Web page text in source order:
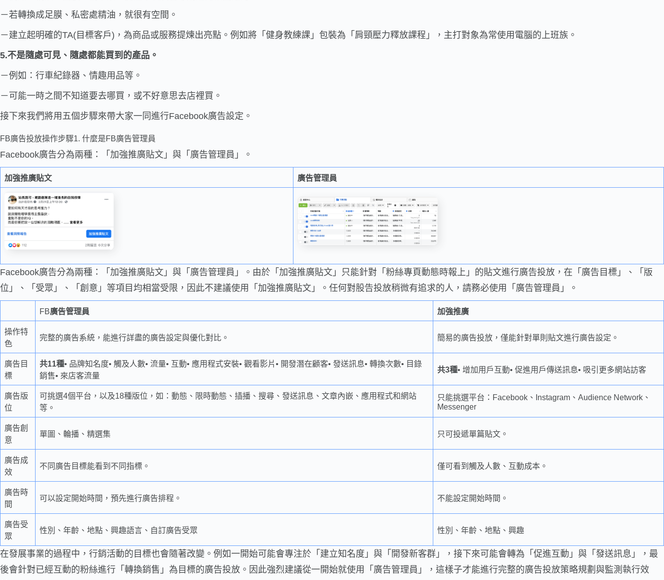
－若轉換成足膜、私密處精油，就很有空間。
－建立起明確的TA(目標客戶)，為商品或服務提煉出亮點。例如將「健身教練課」包裝為「肩頸壓力釋放課程」，主打對象為常使用電腦的上班族。
5.不是隨處可見、隨處都能買到的產品。
－例如：行車紀錄器、情趣用品等。
－可能一時之間不知道要去哪買，或不好意思去店裡買。
接下來我們將用五個步驟來帶大家一同進行Facebook廣告設定。
FB廣告投放操作步驟1. 什麼是FB廣告管理員
Facebook廣告分為兩種：「加強推廣貼文」與「廣告管理員」。
加強推廣貼文 廣告管理員
Facebook廣告分為兩種：「加強推廣貼文」與「廣告管理員」。由於「加強推廣貼文」只能針對「粉絲專頁動態時報上」的貼文進行廣告投放，在「廣告目標」、「版
位」、「受眾」、「創意」等項目均相當受限，因此不建議使用「加強推廣貼文」。任何對股告投放稍微有追求的人，請務必使用「廣告管理員」。
FB廣告管理員 加強推廣
操作特
色
完整的廣告系統，能進行詳盡的廣告設定與優化對比。 簡易的廣告投放，僅能針對單則貼文進行廣告設定。
廣告目
標
共11種• 品牌知名度• 觸及人數• 流量• 互動• 應用程式安裝• 觀看影片• 開發潛在顧客• 發送訊息• 轉換次數• 目錄
銷售• 來店客流量
共3種• 增加用戶互動• 促進用戶傳送訊息• 吸引更多網站訪客
廣告版
位
可挑選4個平台，以及18種版位，如：動態、限時動態、插播、搜尋、發送訊息、文章內嵌、應用程式和網站
等。
只能挑選平台：Facebook、Instagram、Audience Network、
Messenger
廣告創
意
單圖、輪播、精選集 只可投遞單篇貼文。
廣告成
效
不同廣告目標能看到不同指標。 僅可看到觸及人數、互動成本。
廣告時
間
可以設定開始時間，預先進行廣告排程。 不能設定開始時間。
廣告受
眾
性別、年齡、地點、興趣語言、自訂廣告受眾 性別、年齡、地點、興趣
在發展事業的過程中，行銷活動的目標也會隨著改變。例如一開始可能會專注於「建立知名度」與「開發新客群」，接下來可能會轉為「促進互動」與「發送訊息」，最
後會針對已經互動的粉絲進行「轉換銷售」為目標的廣告投放。因此強烈建議從一開始就使用「廣告管理員」，這樣子才能進行完整的廣告投放策略規劃與監測執行效